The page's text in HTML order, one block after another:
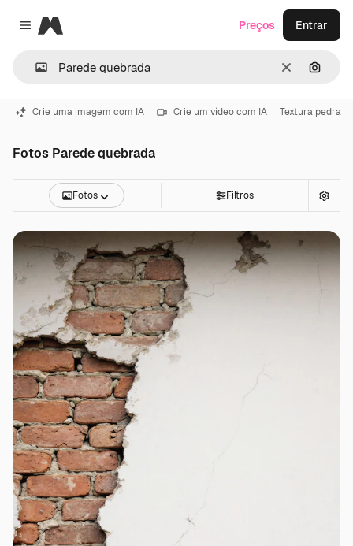
Close menu
Magnific
Limpar
Preços Entrar
Crie uma imagem com IA Crie um vídeo com IA Textura pedra
Fotos Parede quebrada
Fotos Filtros